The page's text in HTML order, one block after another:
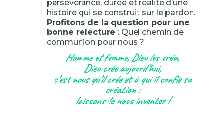
persévérance, durée et réalité d’une
histoire qui se construit sur le pardon.
Profitons de la question pour une
bonne relecture : Quel chemin de
communion pour nous ?
Homme et femme, Dieu les créa,
Dieu crée aujourd’hui,
c’est nous qu’il crée et à qui il confie sa
création :
laissons-le nous inventer !